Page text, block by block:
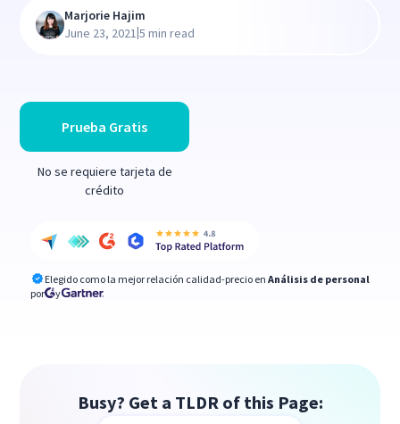
Prueba Gratis
No se requiere tarjeta de
crédito
Elegido como la mejor relación calidad-precio en Análisis de personal
por
y
Marjorie Hajim
June 23, 2021|5 min read
Busy? Get a TLDR of this Page: